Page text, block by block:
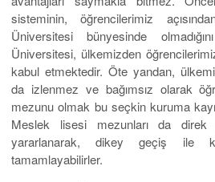
sisteminin, öğrencilerimiz
Üniversitesi bünyesinde
Üniversitesi, ülkemizden
kabul etmektedir. Öte yandan,
da izlenmez ve bağımsız olarak
mezunu olmak bu seçkin kuruma
Meslek lisesi mezunları da direk
yararlanarak, dikey geçiş ile
tamamlayabilirler.